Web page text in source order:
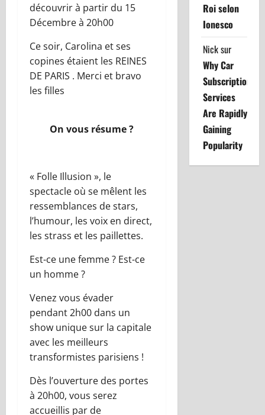
découvrir à partir du 15
Décembre à 20h00
Ce soir, Carolina et ses
copines étaient les REINES
DE PARIS . Merci et bravo
les filles
On vous résume ?
« Folle Illusion », le
spectacle où se mêlent les
ressemblances de stars,
l’humour, les voix en direct,
les strass et les paillettes.
Est-ce une femme ? Est-ce
un homme ?
Venez vous évader
pendant 2h00 dans un
show unique sur la capitale
avec les meilleurs
transformistes parisiens !
Dès l’ouverture des portes
à 20h00, vous serez
accueillis par de
Roi selon
Ionesco
Nicksur
Why Car
Subscription
Services
Are Rapidly
Gaining
Popularity